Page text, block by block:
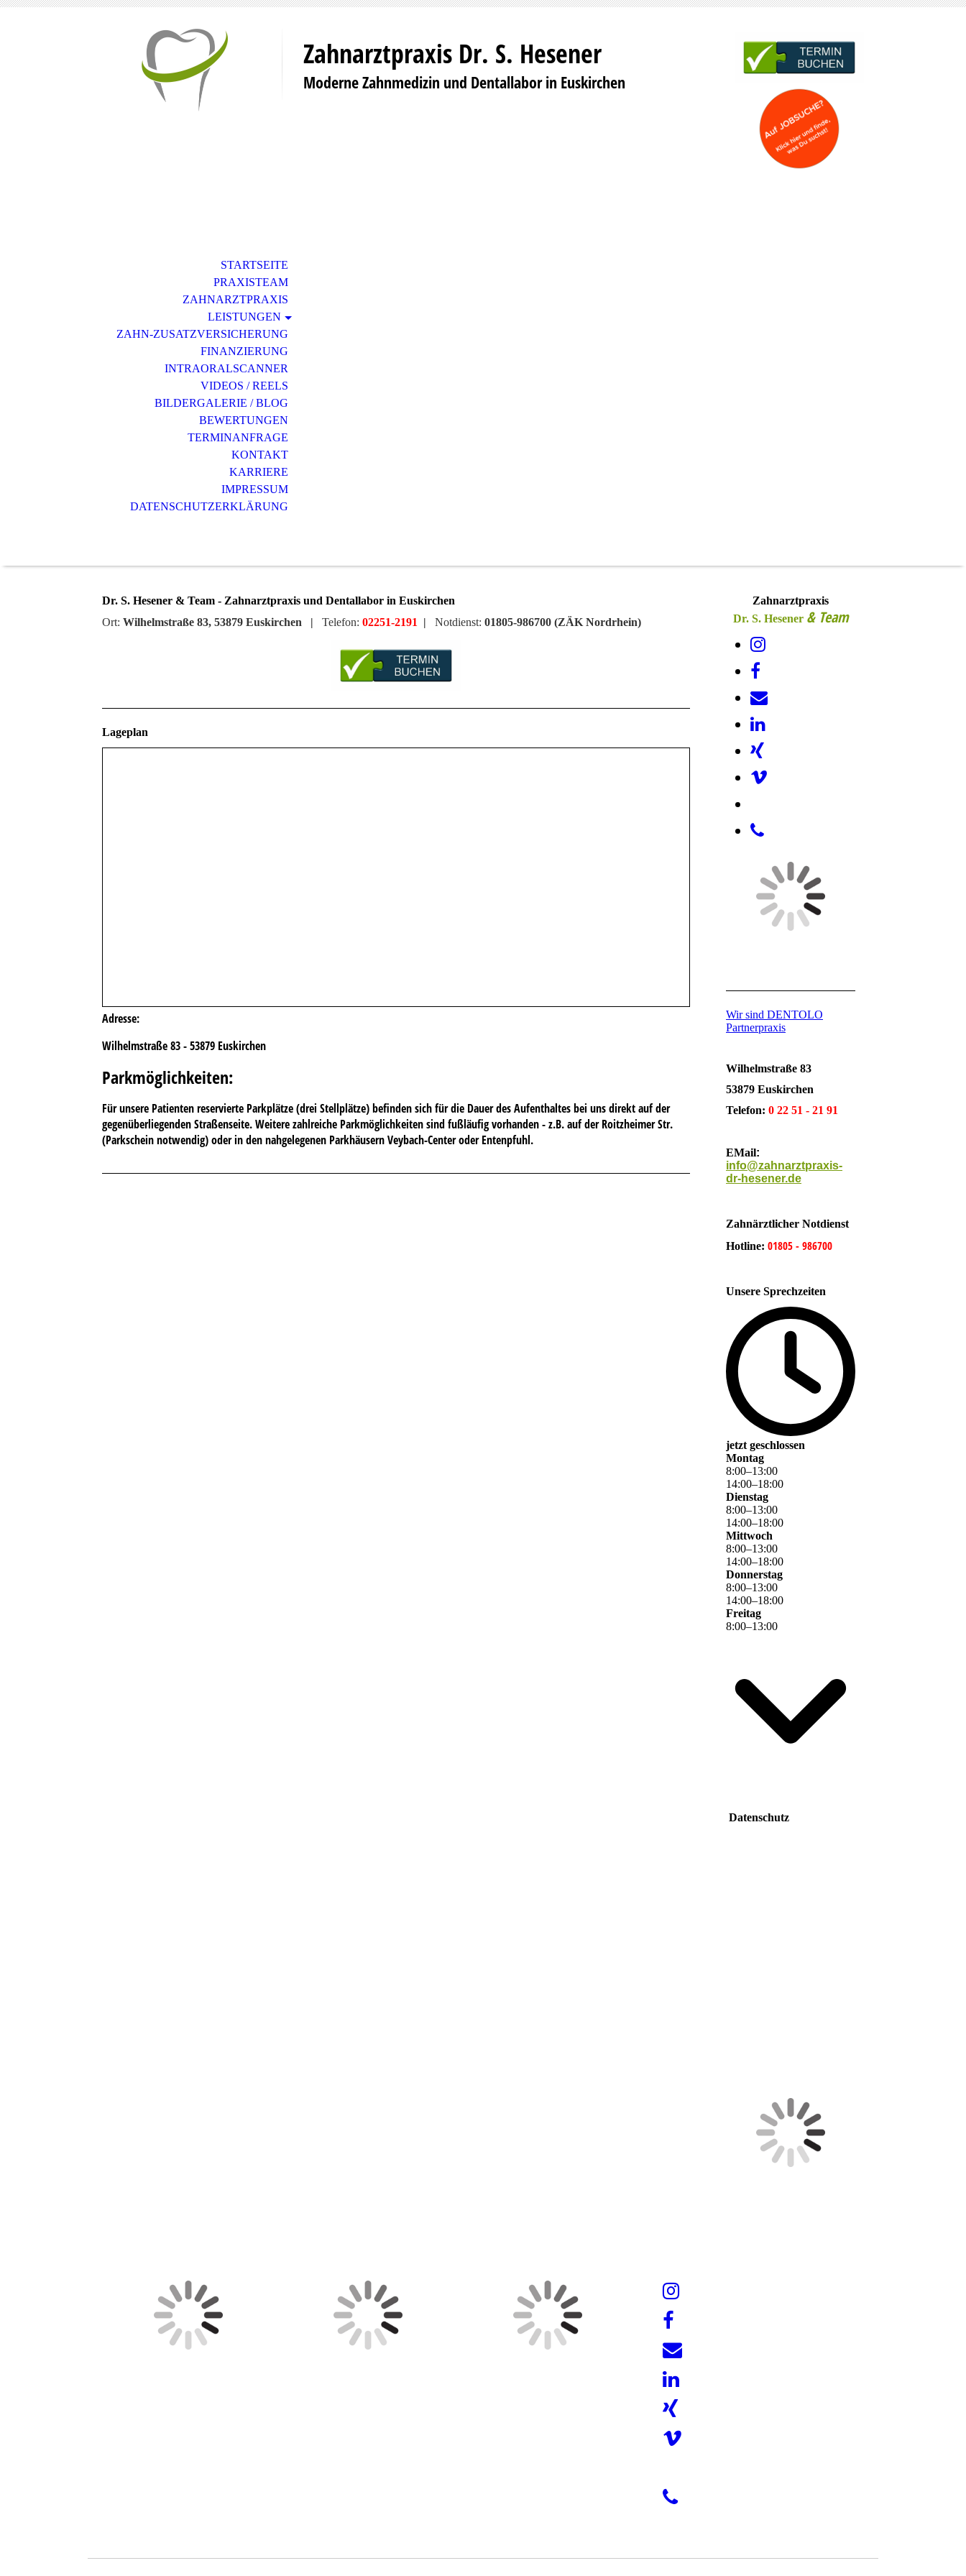
Zahnarztpraxis Dr. S. Hesener
Moderne Zahnmedizin und Dentallabor in Euskirchen
STARTSEITE
PRAXISTEAM
ZAHNARZTPRAXIS
LEISTUNGEN
ZAHN-ZUSATZVERSICHERUNG
FINANZIERUNG
INTRAORALSCANNER
VIDEOS / REELS
BILDERGALERIE / BLOG
BEWERTUNGEN
TERMINANFRAGE
KONTAKT
KARRIERE
IMPRESSUM
DATENSCHUTZERKLÄRUNG
Dr. S. Hesener & Team - Zahnarztpraxis und Dentallabor in Euskirchen
Ort: Wilhelmstraße 83, 53879 Euskirchen | Telefon: 02251-2191 | Notdienst: 01805-986700 (ZÄK Nordrhein)
Lageplan
Adresse:
Wilhelmstraße 83 -53879 Euskirchen
Parkmöglichkeiten:
Für unsere Patienten reservierte Parkplätze (drei Stellplätze) befinden sich für die Dauer des Aufenthaltes bei uns direkt auf der
gegenüberliegenden Straßenseite. Weitere zahlreiche Parkmöglichkeiten sind fußläufig vorhanden - z.B. auf der Roitzheimer Str.
(Parkschein notwendig) oder in den nahgelegenen Parkhäusern Veybach-Center oder Entenpfuhl.
Zahnarztpraxis
Dr. S. Hesener & Team
Wir sind DENTOLO
Partnerpraxis
Wilhelmstraße 83
53879 Euskirchen
Telefon: 0 22 51 - 21 91
EMail:
info@zahnarztpraxis-
dr-hesener.de
Zahnärztlicher Notdienst
Hotline: 01805 - 986700
Unsere Sprechzeiten
jetzt geschlossen
Montag
8:00–13:00
14:00–18:00
Dienstag
8:00–13:00
14:00–18:00
Mittwoch
8:00–13:00
14:00–18:00
Donnerstag
8:00–13:00
14:00–18:00
Freitag
8:00–13:00
Datenschutz